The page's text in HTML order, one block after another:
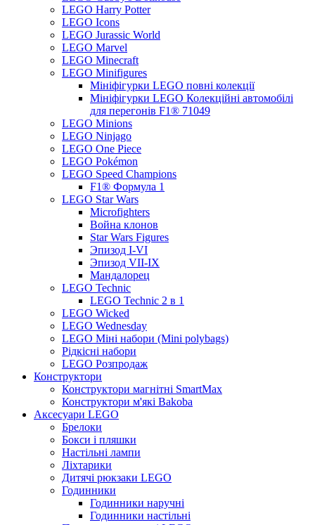
LEGO Harry Potter
LEGO Icons
LEGO Jurassic World
LEGO Marvel
LEGO Minecraft
LEGO Minifigures
Мініфігурки LEGO повні колекції
Мініфігурки LEGO Колекційні автомобілі
для перегонів F1® 71049
LEGO Minions
LEGO Ninjago
LEGO One Piece
LEGO Pokémon
LEGO Speed Champions
F1® Формула 1
LEGO Star Wars
Microfighters
Война клонов
Star Wars Figures
Эпизод I-VI
Эпизод VII-IX
Мандалорец
LEGO Technic
LEGO Technic 2 в 1
LEGO Wicked
LEGO Wednesday
LEGO Міні набори (Mini polybags)
Рідкісні набори
LEGO Розпродаж
Конструктори
Конструктори магнітні SmartMax
Конструктори м'які Bakoba
Аксесуари LEGO
Брелоки
Бокси і пляшки
Настільні лампи
Ліхтарики
Дитячі рюкзаки LEGO
Годинники
Годинники наручні
Годинники настільні